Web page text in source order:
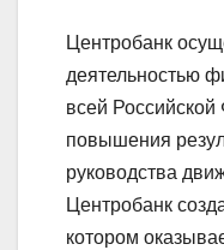
Центробанк
деятельностью
всей
повышения
руководства
Центробанк
котором